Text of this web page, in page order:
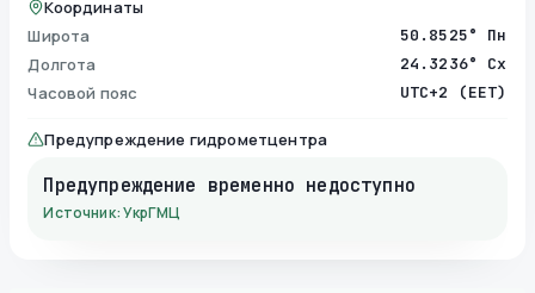
Координаты
Широта
50.8525° Пн
Долгота 24.3236° Сх
Часовой пояс UTC+2 (EET)
Предупреждение гидрометцентра
Предупреждение временно недоступно
Источник: УкрГМЦ